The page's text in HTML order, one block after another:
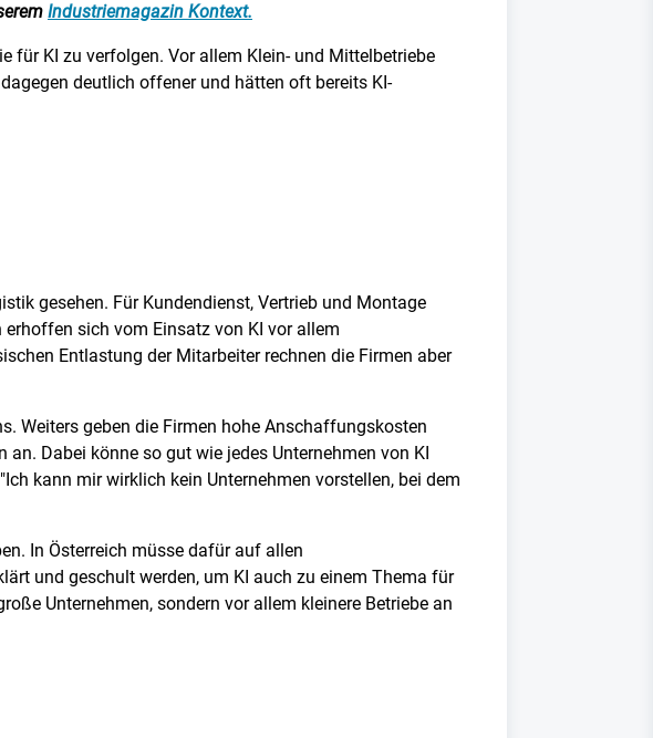
Industriemagazin Kontext.
für KI zu verfolgen. Vor allem Klein- und Mittelbetriebe
deutlich offener und hätten oft bereits KI-
gesehen. Für Kundendienst, Vertrieb und Montage
sich vom Einsatz von KI vor allem
Entlastung der Mitarbeiter rechnen die Firmen aber
Weiters geben die Firmen hohe Anschaffungskosten
Dabei könne so gut wie jedes Unternehmen von KI
kann mir wirklich kein Unternehmen vorstellen, bei dem
In Österreich müsse dafür auf allen
und geschult werden, um KI auch zu einem Thema für
Unternehmen, sondern vor allem kleinere Betriebe an